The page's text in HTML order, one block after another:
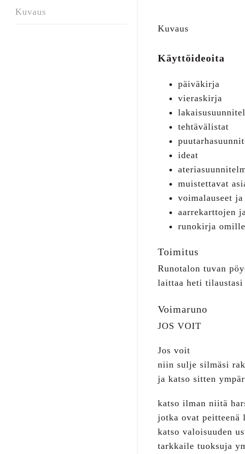
Kuvaus
Kuvaus
Käyttöideoita
päiväkirja
vieraskirja
tehtävälistat
ideat
muistettavat
voimalauseet
aarrekarttojen
runokirja
Toimitus
Runotalon tuvan
laittaa heti tilaustasi
Voimaruno
JOS VOIT
Jos voit
niin sulje silmäsi
ja katso sitten
katso ilman niitä
jotka ovat peitteenä
katso valoisuuden
tarkkaile tuoksuja